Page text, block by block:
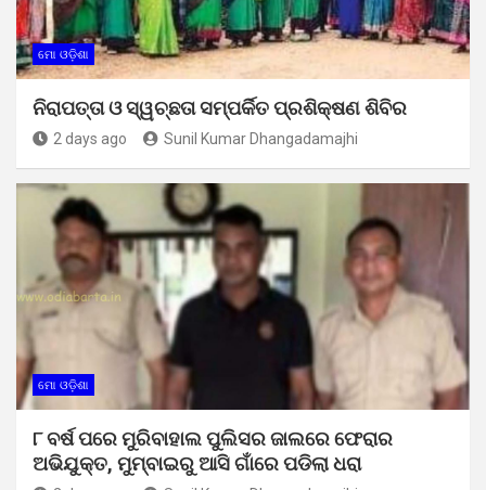
ମୋ ଓଡ଼ିଶା
ନିରାପତ୍ତା ଓ ସ୍ୱଚ୍ଛତା ସମ୍ପର୍କିତ ପ୍ରଶିକ୍ଷଣ ଶିବିର
2 days ago Sunil Kumar Dhangadamajhi
ମୋ ଓଡ଼ିଶା
୮ ବର୍ଷ ପରେ ମୁରିବାହାଲ ପୁଲିସର ଜାଲରେ ଫେରାର
ଅଭିଯୁକ୍ତ, ମୁମ୍ବାଇରୁ ଆସି ଗାଁରେ ପଡିଲା ଧରା